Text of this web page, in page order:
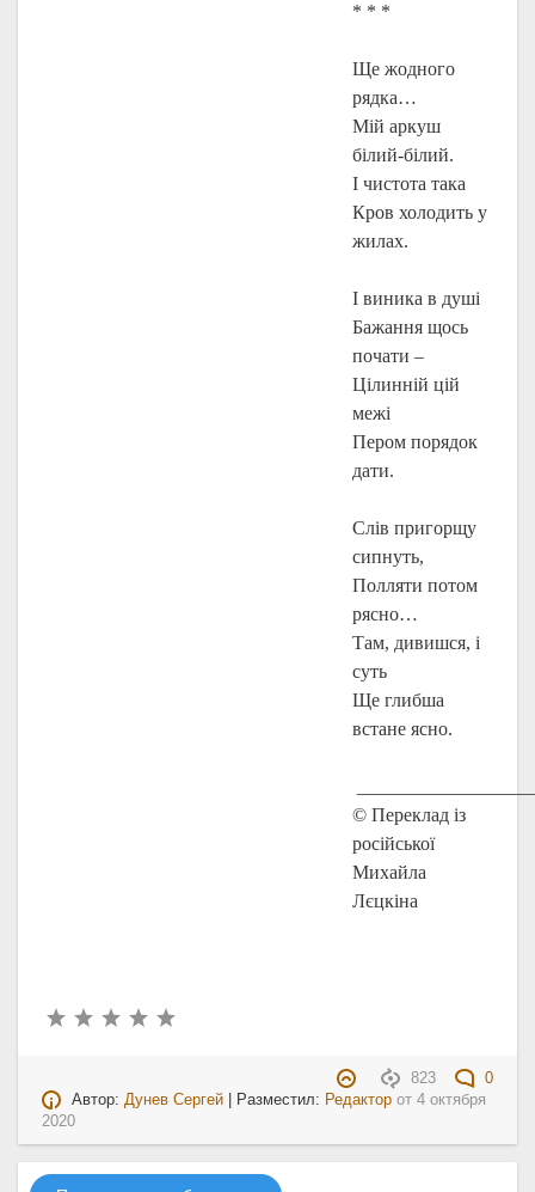
* * *
Ще жодного
рядка…
Мій аркуш
білий-білий.
І чистота така
Кров холодить у
жилах.
І виника в душі
Бажання щось
почати –
Цілинній цій
межі
Пером порядок
дати.
Слів пригорщу
сипнуть,
Полляти потом
рясно…
Там, дивишся, і
суть
Ще глибша
встане ясно.
© Переклад із
російської
Михайла
Лєцкіна
823
0
Автор:Дунев Сергей | Разместил: Редактор от4 октября
2020